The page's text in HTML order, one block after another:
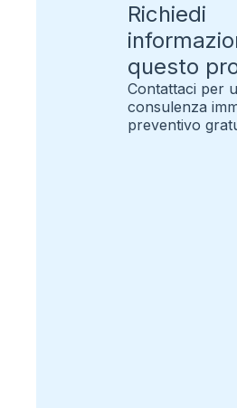
Richiedi
questo
Contattaci per
consulenza
preventivo